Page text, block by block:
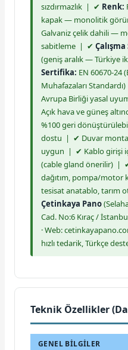
sızdırmazlık | ✔ Renk:
kapak — monolitik
Galvaniz çelik dahili —
sabitleme | ✔ Çalışma
(geniş aralık —
Sertifika: EN 60670-24
Muhafazaları
Avrupa Birliği yasal
Açık hava ve güneş
%100 geri
dostu | ✔ Duvar montaj
uygun | ✔ Kablo girişi
(cable gland önerilir) |
dağıtım, pompa/motor
tesisat anatablo,
Çetinkaya Pano
Cad. No:6 Kıraç /
· Web:
hızlı tedarik, Türkçe
Teknik Özellikler
GENEL BILGILER